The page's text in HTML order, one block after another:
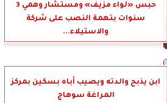
حبس «لواء مزيف» ومستشار وهمي 3
سنوات بتهمة النصب على شركة
والاستيلاء...
ابن يذبح والدته ويصيب أباه بسكين بمركز
المراغة سوهاج